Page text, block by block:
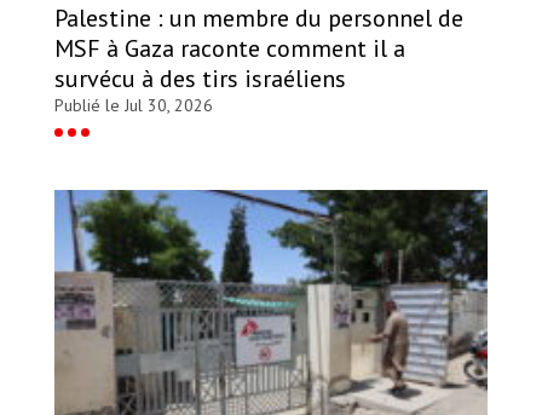
Palestine : un membre du personnel de
MSF à Gaza raconte comment il a
survécu à des tirs israéliens
Publié le Jul 30, 2026